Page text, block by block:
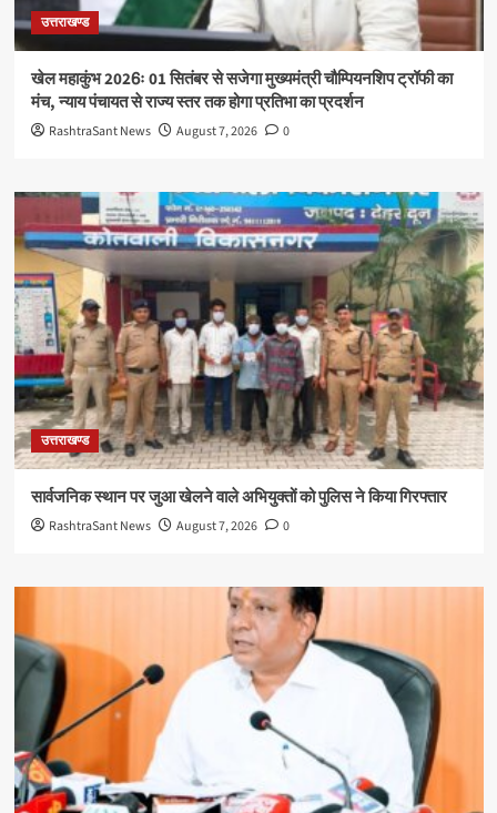
उत्तराखण्ड
खेल महाकुंभ 2026ः 01 सितंबर से सजेगा मुख्यमंत्री चौम्पियनशिप ट्रॉफी का
मंच, न्याय पंचायत से राज्य स्तर तक होगा प्रतिभा का प्रदर्शन
RashtraSant News August 7, 2026 0
उत्तराखण्ड
सार्वजनिक स्थान पर जुआ खेलने वाले अभियुक्तों को पुलिस ने किया गिरफ्तार
RashtraSant News August 7, 2026 0